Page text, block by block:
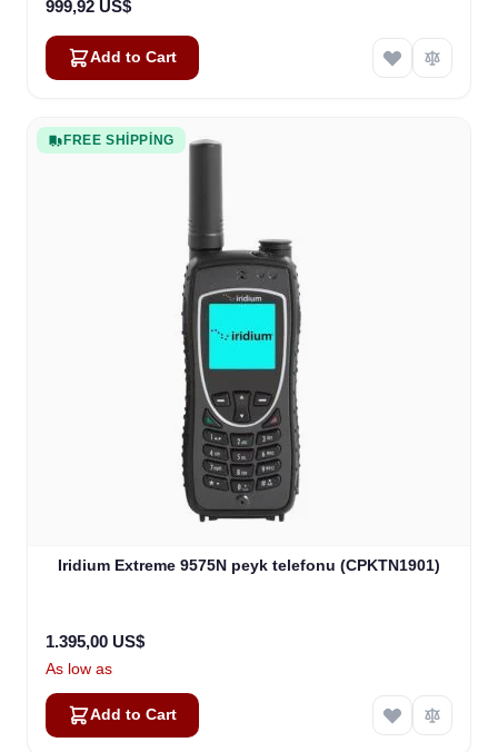
999,92 US$
Add to Cart
FREE SHIPPING
Iridium Extreme 9575N peyk telefonu (CPKTN1901)
1.395,00 US$
As low as
Add to Cart